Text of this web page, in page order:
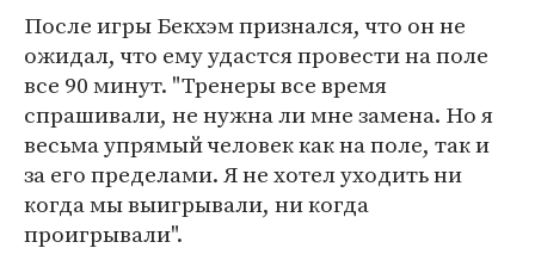
После игры Бекхэм признался, что он не
ожидал, что ему удастся провести на поле
все 90 минут. "Тренеры все время
спрашивали, не нужна ли мне замена. Но я
весьма упрямый человек как на поле, так и
за его пределами. Я не хотел уходить ни
когда мы выигрывали, ни когда
проигрывали".